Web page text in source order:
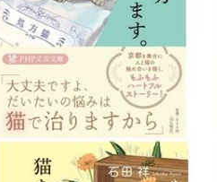
文具
雑貨
家電